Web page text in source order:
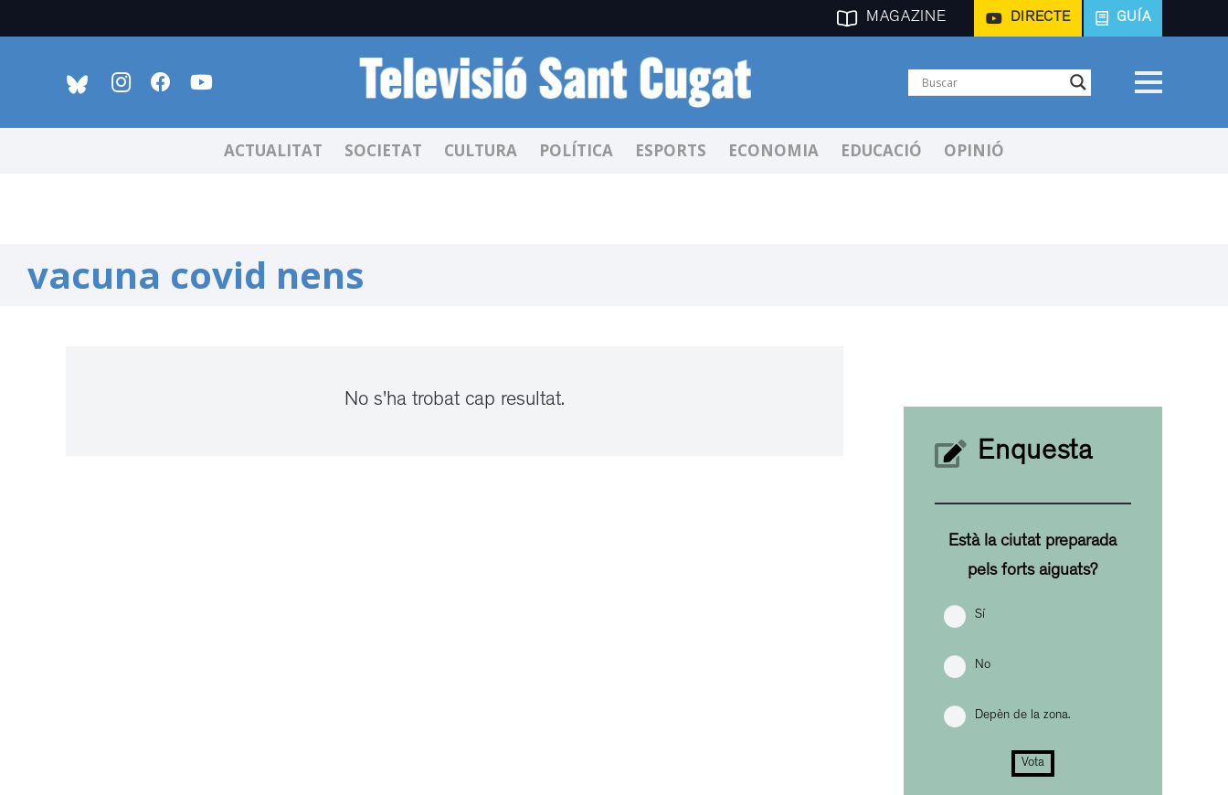
MAGAZINE DIRECTE GUÍA
ACTUALITAT SOCIETAT CULTURA POLÍTICA ESPORTS ECONOMIA EDUCACIÓ OPINIÓ
vacuna covid nens
No s'ha trobat cap resultat.
Enquesta
Està la ciutat preparada
pels forts aiguats?
Sí
No
Depèn de la zona.
Vota